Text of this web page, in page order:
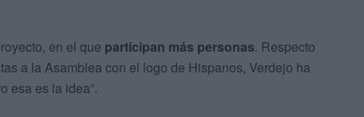
en el que participan más personas. Respecto
a la Asamblea con el logo de Hispanos, Verdejo ha
esa es la idea”.